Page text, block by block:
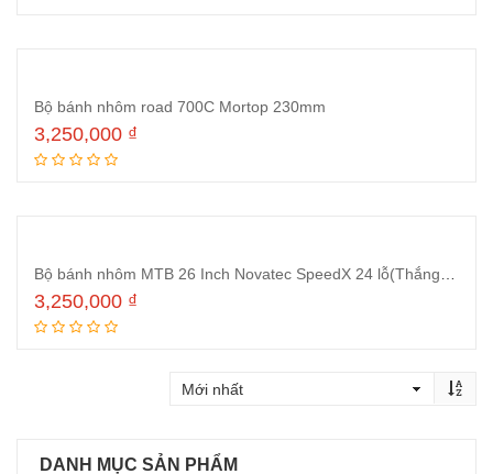
Bộ bánh nhôm road 700C Mortop 230mm
3,250,000 ₫
3,250,000 ₫
DANH MỤC SẢN PHẨM